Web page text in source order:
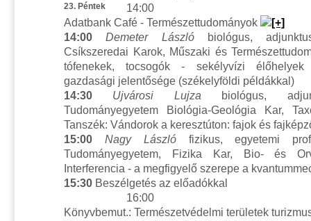
23. Péntek
14:00
Adatbank Café - Természettudományok
14:00
Demeter Lászlóbiológus,
Csíkszeredai Karok, Műszaki és
tófenekek, tocsogók - sekélyvízi élőhelyek
gazdasági jelentősége (székelyföldi példákkal)
14:30
Ujvárosi Lujza biológus,
Tudományegyetem Biológia-Geológia Kar,
Tanszék: Vándorok a keresztúton: fajok és
15:00
Nagy Lászlófizikus, egyetemi
Tudományegyetem, Fizika Kar, Bio- és
Interferencia - a megfigyelő szerepe a
15:30 Beszélgetés az előadókkal
16:00
Könyvbemut.: Természetvédelmi területek